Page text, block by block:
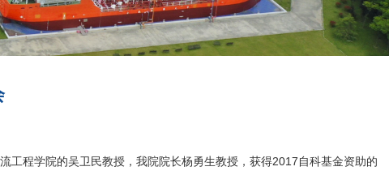
工程学院的吴卫民教授，我院院长杨勇生教授，获得2017自科基金资助的